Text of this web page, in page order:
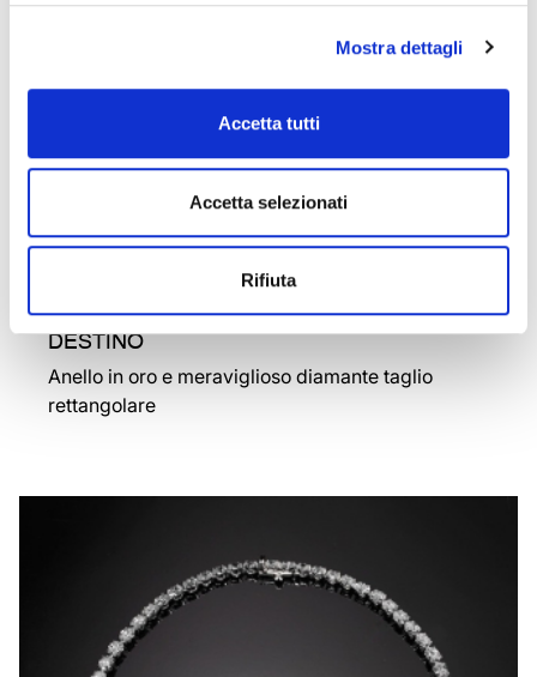
Mostra dettagli
Accetta tutti
Accetta selezionati
Rifiuta
DESTINO
Anello in oro e meraviglioso diamante taglio
rettangolare